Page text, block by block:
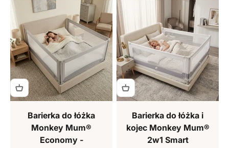
Barierka do łóżka
Monkey Mum®
Economy -
Barierka do łóżka i
kojec Monkey Mum®
2w1 Smart